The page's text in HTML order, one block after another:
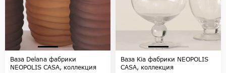
Ваза Delana фабрики
NEOPOLIS CASA, коллекция
Ваза Kia фабрики NEOPOLIS
CASA, коллекция